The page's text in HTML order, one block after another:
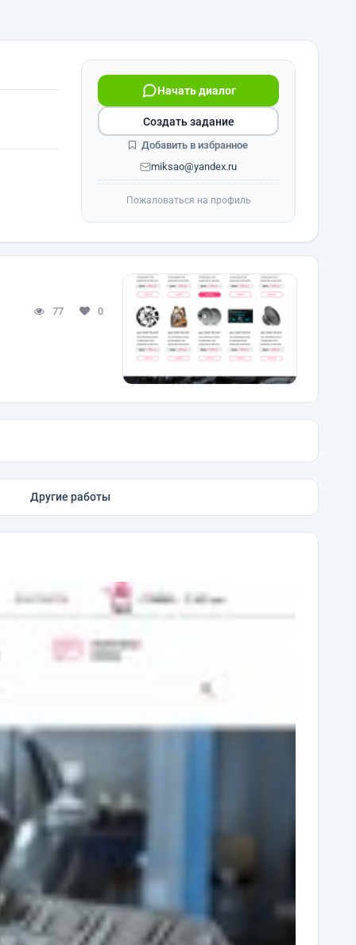
Начать диалог
miksao@yandex.ru
Создать задание
Добавить в избранное
Пожаловаться на профиль
77 0
Другие работы